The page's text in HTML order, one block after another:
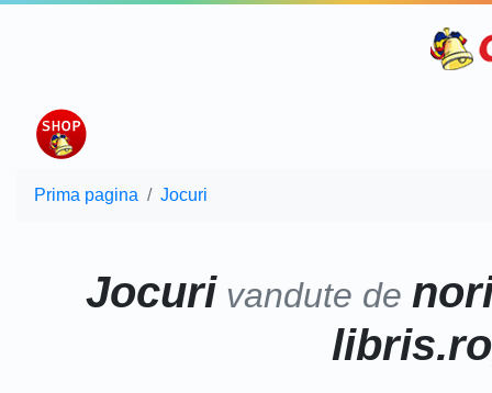
Prima pagina Jocuri
Jocuri vandute de